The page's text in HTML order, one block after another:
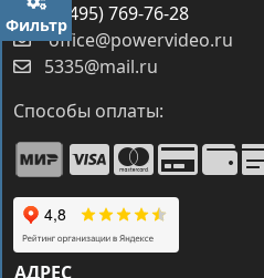
Фильтр8 (495) 769-76-28
office@powervideo.ru
5335@mail.ru
Способы оплаты:
АДРЕС